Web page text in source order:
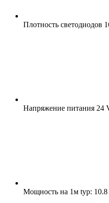
Плотность светодиодов
Напряжение питания 24
Мощность на 1м typ: